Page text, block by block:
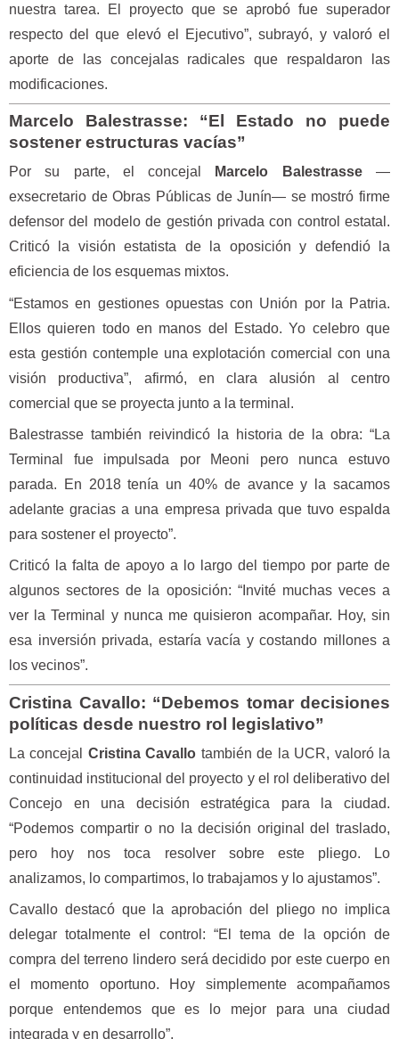
nuestra tarea. El proyecto que se aprobó fue superador
respecto del que elevó el Ejecutivo”, subrayó, y valoró el
aporte de las concejalas radicales que respaldaron las
modificaciones.
Marcelo Balestrasse: “El Estado no puede
sostener estructuras vacías”
Por su parte, el concejal Marcelo Balestrasse—
exsecretario de Obras Públicas de Junín— se mostró firme
defensor del modelo de gestión privada con control estatal.
Criticó la visión estatista de la oposición y defendió la
eficiencia de los esquemas mixtos.
“Estamos en gestiones opuestas con Unión por la Patria.
Ellos quieren todo en manos del Estado. Yo celebro que
esta gestión contemple una explotación comercial con una
visión productiva”, afirmó, en clara alusión al centro
comercial que se proyecta junto a la terminal.
Balestrasse también reivindicó la historia de la obra: “La
Terminal fue impulsada por Meoni pero nunca estuvo
parada. En 2018 tenía un 40% de avance y la sacamos
adelante gracias a una empresa privada que tuvo espalda
para sostener el proyecto”.
Criticó la falta de apoyo a lo largo del tiempo por parte de
algunos sectores de la oposición: “Invité muchas veces a
ver la Terminal y nunca me quisieron acompañar. Hoy, sin
esa inversión privada, estaría vacía y costando millones a
los vecinos”.
Cristina Cavallo: “Debemos tomar decisiones
políticas desde nuestro rol legislativo”
La concejal Cristina Cavallo también de la UCR, valoró la
continuidad institucional del proyecto y el rol deliberativo del
Concejo en una decisión estratégica para la ciudad.
“Podemos compartir o no la decisión original del traslado,
pero hoy nos toca resolver sobre este pliego. Lo
analizamos, lo compartimos, lo trabajamos y lo ajustamos”.
Cavallo destacó que la aprobación del pliego no implica
delegar totalmente el control: “El tema de la opción de
compra del terreno lindero será decidido por este cuerpo en
el momento oportuno. Hoy simplemente acompañamos
porque entendemos que es lo mejor para una ciudad
integrada y en desarrollo”.